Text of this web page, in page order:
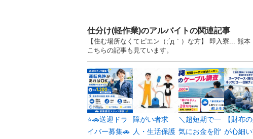
仕分け(軽作業)のアルバイトの関連記事
【住む場所なくてピエン（;´д｀）な方】 即入寮... 熊
こちらの記事も見ています。
⭐🚗送迎ドラ
イバー募集🚗
障がい者求
人・生活保護
＼超短期で一
気にお金を貯
【財布
が心細